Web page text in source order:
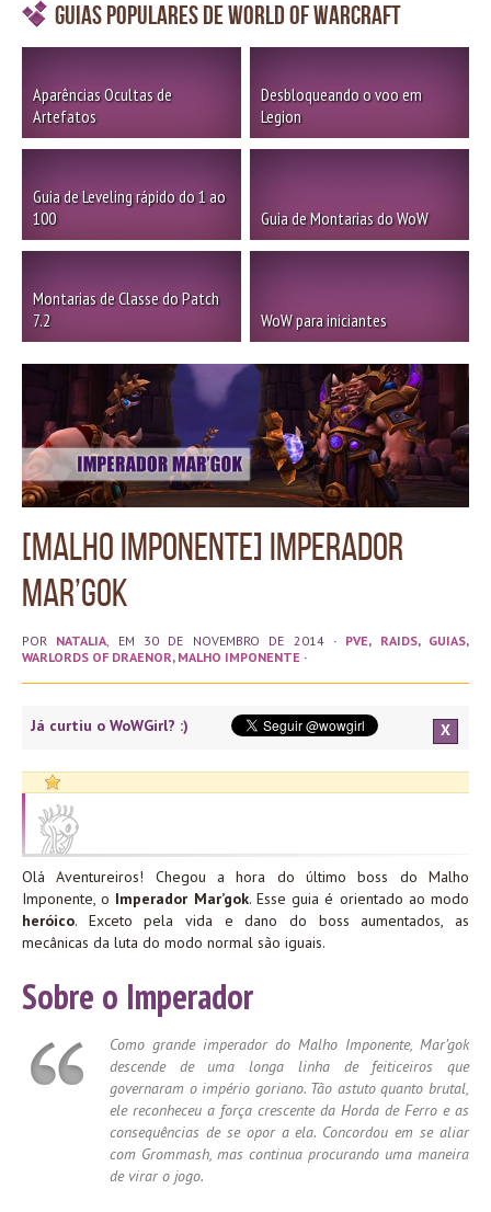
Guias Populares de World of Warcraft
Aparências Ocultas de
Artefatos
Desbloqueando o voo em
Legion
Guia de Leveling rápido do 1 ao
100
Guia de Montarias do WoW
Montarias de Classe do Patch
7.2
WoW para iniciantes
[Malho Imponente] Imperador
Mar’gok
POR NATALIA , EM 30 DE NOVEMBRO DE 2014· PVE, RAIDS, GUIAS,
WARLORDS OF DRAENOR, MALHO IMPONENTE ·
Já curtiu o WoWGirl? :) X
Olá Aventureiros! Chegou a hora do último boss do Malho
Imponente, o Imperador Mar’gok. Esse guia é orientado ao modo
heróico. Exceto pela vida e dano do boss aumentados, as
mecânicas da luta do modo normal são iguais.
Sobre o Imperador
Como grande imperador do Malho Imponente, Mar’gok
descende de uma longa linha de feiticeiros que
governaram o império goriano. Tão astuto quanto brutal,
ele reconheceu a força crescente da Horda de Ferro e as
consequências de se opor a ela. Concordou em se aliar
com Grommash, mas continua procurando uma maneira
de virar o jogo.